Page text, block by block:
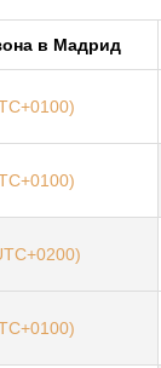
в Мадрид